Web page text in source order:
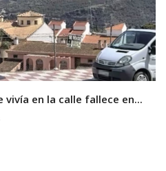
vivía en la calle fallece en...